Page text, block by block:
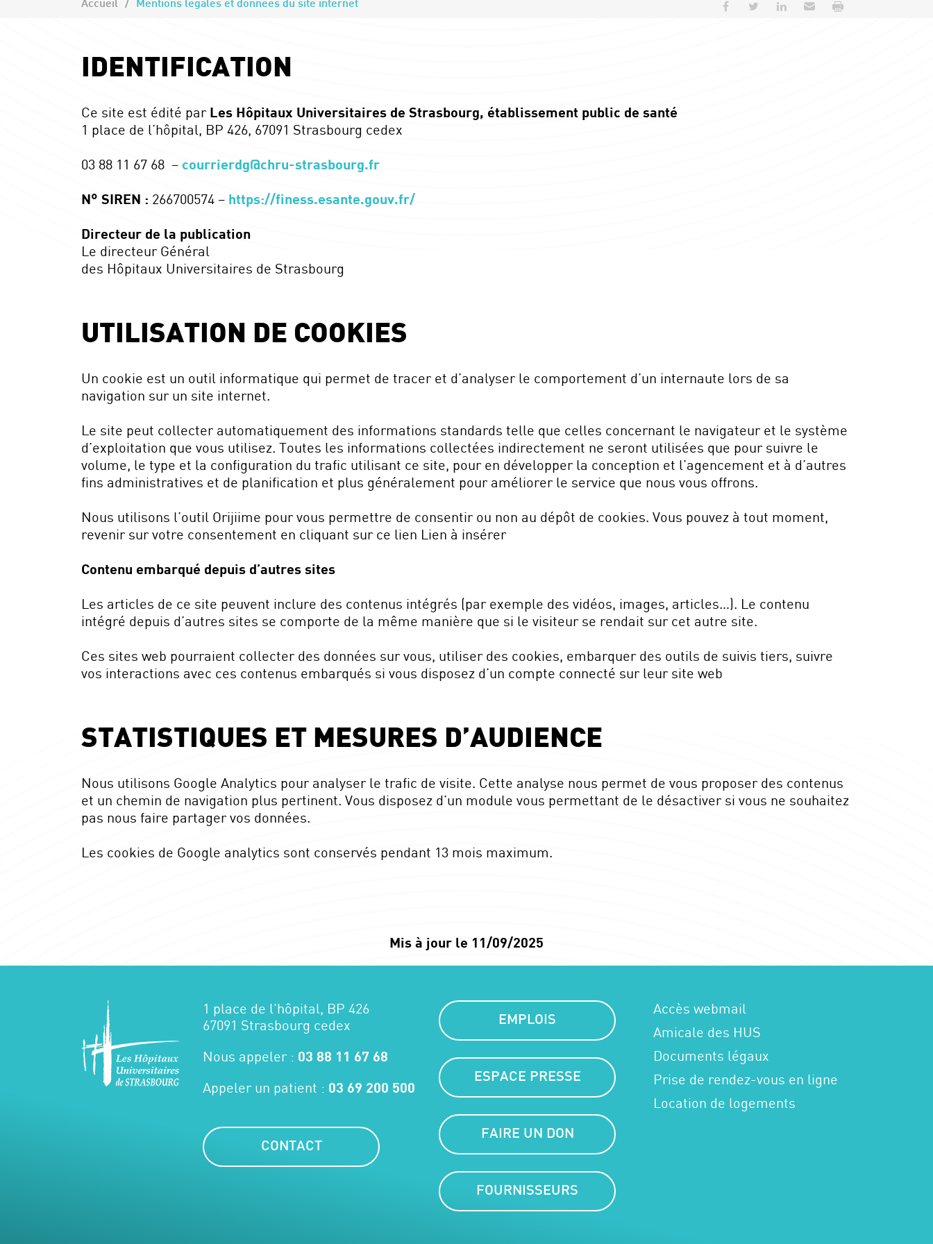
Accueil Mentions légales et données du site internet Partager sur Facebook
Partager sur Twitter
Partager sur LinkedIn
Envoyer par e-mail
IDENTIFICATION
Ce site est édité par Les Hôpitaux Universitaires de Strasbourg, établissement public de santé
1 place de l’hôpital, BP 426, 67091 Strasbourg cedex
03 88 11 67 68 – courrierdg@chru-strasbourg.fr
N° SIREN : 266700574 – https://finess.esante.gouv.fr/
Directeur de la publication
Le directeur Général
des Hôpitaux Universitaires de Strasbourg
UTILISATION DE COOKIES
Un cookie est un outil informatique qui permet de tracer et d’analyser le comportement d’un internaute lors de sa
navigation sur un site internet.
Le site peut collecter automatiquement des informations standards telle que celles concernant le navigateur et le système
d’exploitation que vous utilisez. Toutes les informations collectées indirectement ne seront utilisées que pour suivre le
volume, le type et la configuration du trafic utilisant ce site, pour en développer la conception et l’agencement et à d’autres
fins administratives et de planification et plus généralement pour améliorer le service que nous vous offrons.
Nous utilisons l’outil Orijiime pour vous permettre de consentir ou non au dépôt de cookies. Vous pouvez à tout moment,
revenir sur votre consentement en cliquant sur ce lien Lien à insérer
Contenu embarqué depuis d’autres sites
Les articles de ce site peuvent inclure des contenus intégrés (par exemple des vidéos, images, articles…). Le contenu
intégré depuis d’autres sites se comporte de la même manière que si le visiteur se rendait sur cet autre site.
Ces sites web pourraient collecter des données sur vous, utiliser des cookies, embarquer des outils de suivis tiers, suivre
vos interactions avec ces contenus embarqués si vous disposez d’un compte connecté sur leur site web
STATISTIQUES ET MESURES D’AUDIENCE
Nous utilisons Google Analytics pour analyser le trafic de visite. Cette analyse nous permet de vous proposer des contenus
et un chemin de navigation plus pertinent. Vous disposez d’un module vous permettant de le désactiver si vous ne souhaitez
pas nous faire partager vos données.
Les cookies de Google analytics sont conservés pendant 13 mois maximum.
Mis à jour le 11/09/2025
1 place de l'hôpital, BP 426
67091 Strasbourg cedex
Nous appeler : 03 88 11 67 68
Appeler un patient : 03 69 200 500
CONTACT
EMPLOIS
ESPACE PRESSE
FAIRE UN DON
FOURNISSEURS
Accès webmail
Amicale des HUS
Documents légaux
Prise de rendez-vous en ligne
Location de logements